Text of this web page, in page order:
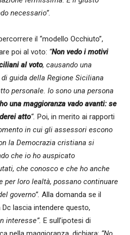
necessario”.
il “modello Occhiuto”,
poi al voto: “Non vedo i motivi
al voto, causando una
guida della Regione Siciliana
personale. Io sono una persona
una maggioranza vado avanti: se
atto“. Poi, in merito ai rapporti
in cui gli assessori escono
la Democrazia cristiana si
che io ho auspicato
che conosco e che ho anche
per loro lealtà, possano continuare
governo”. Alla domanda se il
lascia intendere questo,
interesse”. E sull’ipotesi di